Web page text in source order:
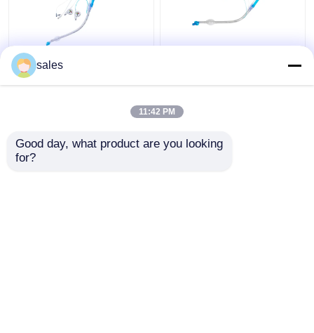
Van het Lumencuffed
Tracheostomy van ICU
sales
11:42 PM
Good day, what product are you looking
for?